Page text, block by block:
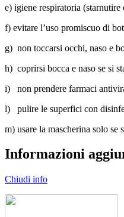
e) igiene respiratoria
f) evitare l’uso promiscuo di
g) non toccarsi occhi, naso e
h) coprirsi bocca e naso se si
i) non prendere farmaci
l) pulire le superfici con
m) usare la mascherina solo se
Informazioni
Chiudi info